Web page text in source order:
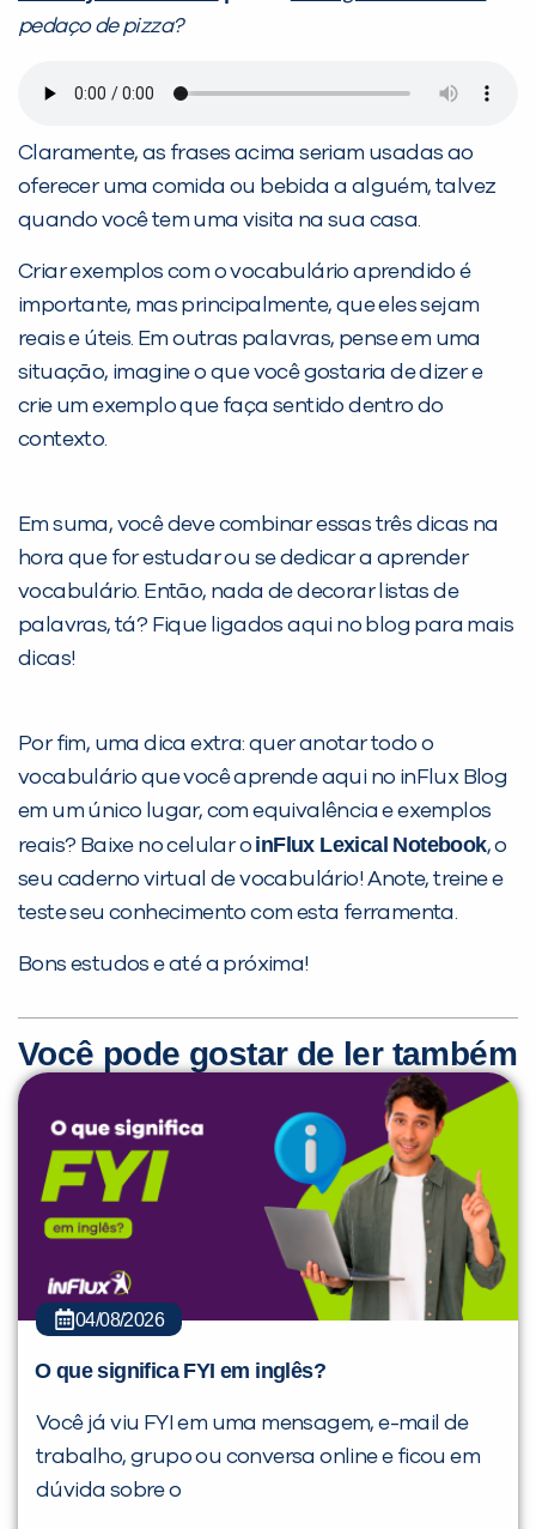
pedaço de pizza?
Claramente, as frases acima seriam usadas ao
oferecer uma comida ou bebida a alguém, talvez
quando você tem uma visita na sua casa.
Criar exemplos com o vocabulário aprendido é
importante, mas principalmente, que eles sejam
reais e úteis. Em outras palavras, pense em uma
situação, imagine o que você gostaria de dizer e
crie um exemplo que faça sentido dentro do
contexto.
Em suma, você deve combinar essas três dicas na
hora que for estudar ou se dedicar a aprender
vocabulário. Então, nada de decorar listas de
palavras, tá? Fique ligados aqui no blog para mais
dicas!
Por fim, uma dica extra: quer anotar todo o
vocabulário que você aprende aqui no inFlux Blog
em um único lugar, com equivalência e exemplos
reais? Baixe no celular o inFlux Lexical Notebook, o
seu caderno virtual de vocabulário! Anote, treine e
teste seu conhecimento com esta ferramenta.
Bons estudos e até a próxima!
Você pode gostar de ler também
04/08/2026
O que significa FYI em inglês?
Você já viu FYI em uma mensagem, e-mail de
trabalho, grupo ou conversa online e ficou em
dúvida sobre o